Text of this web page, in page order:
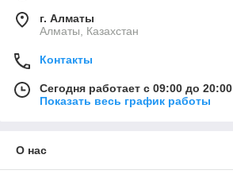
г. Алматы
Алматы, Казахстан
Контакты
Сегодня работает с 09:00 до 20:00
Показать весь график работы
О нас